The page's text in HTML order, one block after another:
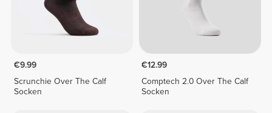
€9.99
Scrunchie Over The Calf
Socken
€12.99
Comptech 2.0 Over The Calf
Socken